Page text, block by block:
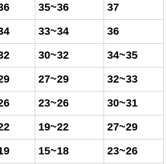
35~36
37
33~34
36
30~32
34~35
27~29
32~33
23~26
30~31
19~22
27~29
15~18
23~26